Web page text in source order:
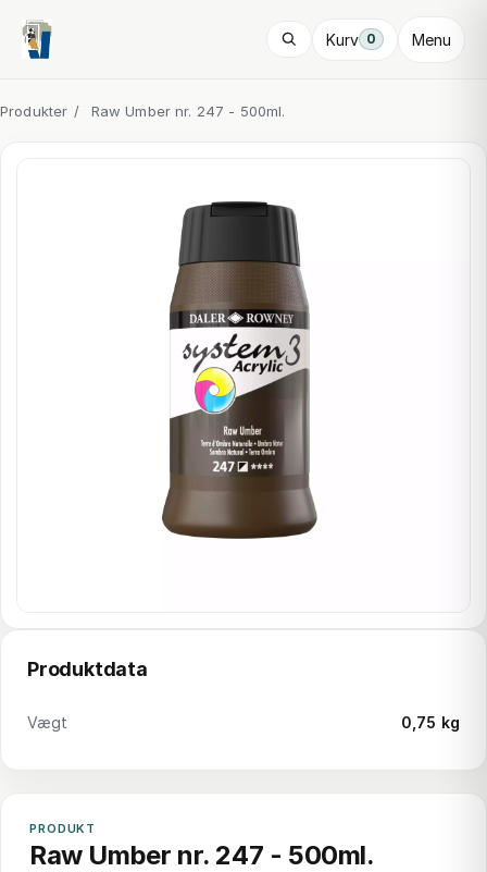
Kurv 0 Menu
Produkter / Raw Umber nr. 247 - 500ml.
Produktdata
Vægt 0,75 kg
PRODUKT
Raw Umber nr. 247 - 500ml.